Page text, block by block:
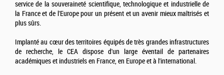
service de la souveraineté scientifique, technologique et industrielle de
la France et de l'Europe pour un présent et un avenir mieux maîtrisés et
plus sûrs.
Implanté au cœur des territoires équipés de très grandes infrastructures
de recherche, le CEA dispose d'un large éventail de partenaires
académiques et industriels en France, en Europe et à l'international.